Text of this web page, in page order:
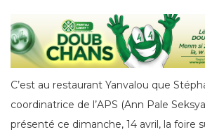
C’est au restaurant Yanvalou que
coordinatrice de l’APS (Ann Pale
présenté ce dimanche, 14 avril, la foire